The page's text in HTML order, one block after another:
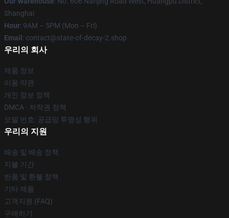
Shanghai
Hour: 9AM – 5PM (Mon – Fri)
Email : contact@state-of-decay-2.shop
우리의 회사
제품 정보
이용 약관
개인 정보 정책
DMCA - 저작권 정책
모델 번호: 공급망 투명성 행위
우리의 지원
배송 및 배송 정책
지불 기간
반품 및 환불 정책
기타 제품
고객지원 (FAQ)
구매하기